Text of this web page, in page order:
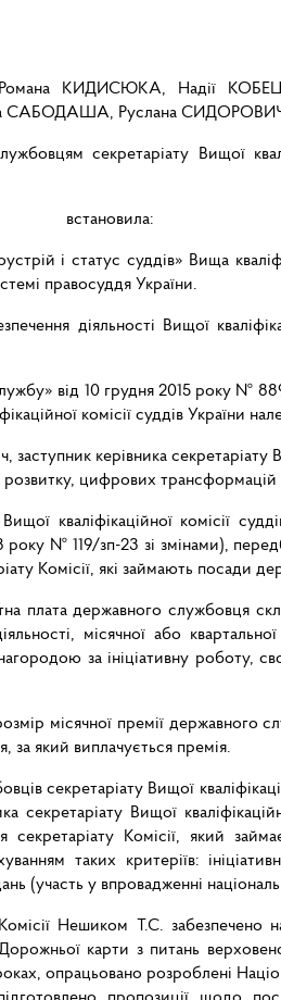
КИДИСЮКА, Надії
Руслана
секретаріату Вищої
встановила:
і статус суддів» Вища
правосуддя України.
діяльності Вищої
від 10 грудня 2015 року №
комісії суддів України
керівника секретаріату
цифрових трансформацій і
кваліфікаційної комісії
року № 119/зп-23 зі змінами),
Комісії, які займають посади
плата державного службовця
місячної або
за ініціативну роботу,
місячної премії державного
за який виплачується премія.
секретаріату Вищої
секретаріату Вищої
Комісії, який
таких критеріїв:
(участь у впровадженні
Нешиком Т.С. забезпечено
карти з питань
опрацьовано розроблені